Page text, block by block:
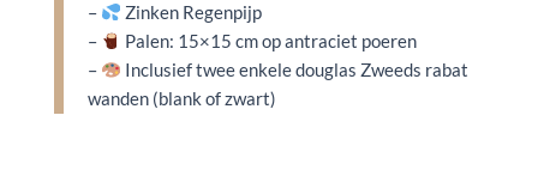
–
Zinken Regenpijp
–
Palen: 15×15 cm op antraciet poeren
–
Inclusief twee enkele douglas Zweeds rabat
wanden (blank of zwart)